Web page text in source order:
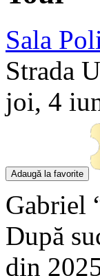
Sala
Strada
joi, 4
Adaugă la favorite
Gabriel
După
din